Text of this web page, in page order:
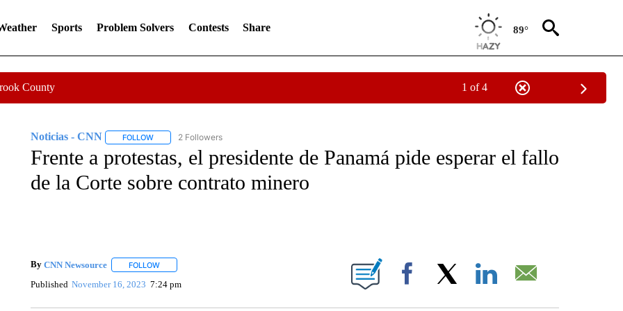
Sports Problem Solvers Contests Share 89°
County 1 of 4
Noticias - CNN FOLLOWFOLLOW "NOTICIAS - CNN" TO RECEIVE NOTIFICATIONS ABOUT NEW PAGES ON "NOTICIAS - CNN".
2 Followers
Frente a protestas, el presidente de Panamá pide esperar el fallo
de la Corte sobre contrato minero
By CNN Newsource FOLLOWFOLLOW "" TO RECEIVE NOTIFICATIONS ABOUT NEW PAGES ON "".
Published November 16, 2023 7:24 pm Facebook